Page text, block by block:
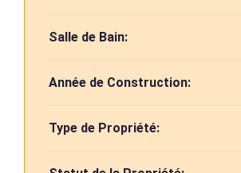
Salle de Bain:
Année de Construction:
Type de Propriété: